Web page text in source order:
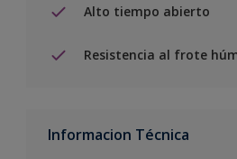
Alto tiempo abierto
Resistencia al frote
Informacion Técnica